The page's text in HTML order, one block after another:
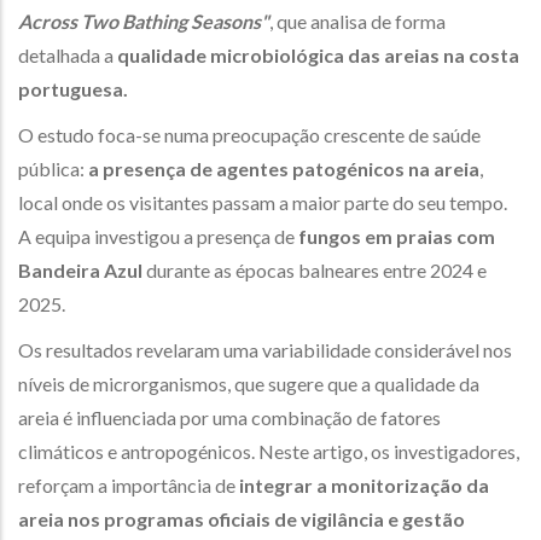
Across Two Bathing Seasons", que analisa de forma
detalhada a qualidade microbiológica das areias na costa
portuguesa.
O estudo foca-se numa preocupação crescente de saúde
pública: a presença de agentes patogénicos na areia
local onde os visitantes passam a maior parte do seu tempo.
A equipa investigou a presença de fungos em praias com
Bandeira Azul durante as épocas balneares entre 2024 e
2025.
Os resultados revelaram uma variabilidade considerável nos
níveis de microrganismos, que sugere que a qualidade da
areia é influenciada por uma combinação de fatores
climáticos e antropogénicos. Neste artigo, os investigadores,
reforçam a importância de integrar a monitorização da
areia nos programas oficiais de vigilância e gestão